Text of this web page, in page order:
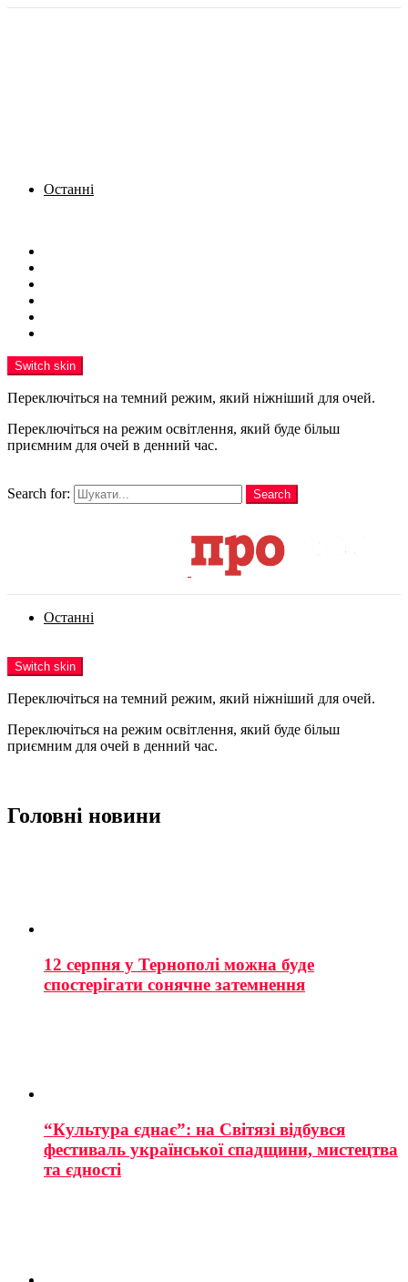
Останні
Switch skin
Переключіться на темний режим, який ніжніший для очей.
Переключіться на режим освітлення, який буде більш
приємним для очей в денний час.
Search for:
Search
Останні
Switch skin
Переключіться на темний режим, який ніжніший для очей.
Переключіться на режим освітлення, який буде більш
приємним для очей в денний час.
Головні новини
12 серпня у Тернополі можна буде
спостерігати сонячне затемнення
“Культура єднає”: на Світязі відбувся
фестиваль української спадщини, мистецтва
та єдності